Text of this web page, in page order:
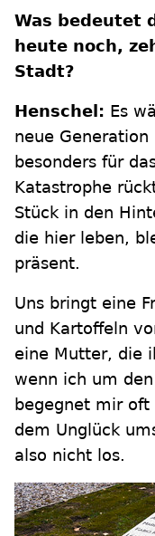
Was bedeutet
heute noch,
Stadt?
Henschel: Es
neue
besonders für
Katastrophe
Stück in den
die hier leben,
präsent.
Uns bringt eine
und Kartoffeln
eine Mutter, die
wenn ich um
begegnet mir oft
dem Unglück
also nicht los.